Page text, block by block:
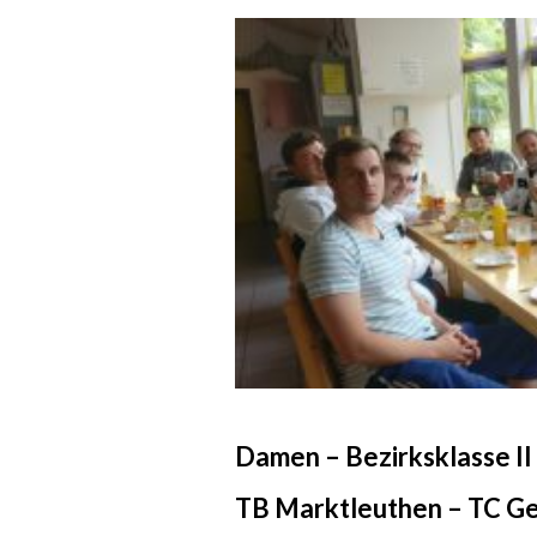
Damen – Bezirksklasse II
TB Marktleuthen – TC